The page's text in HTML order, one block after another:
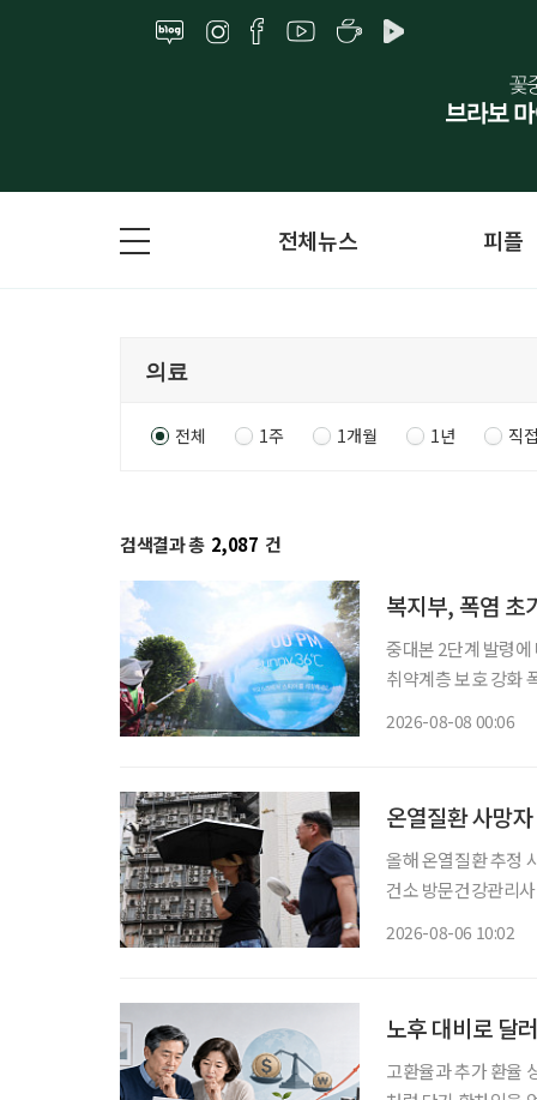
전체뉴스 피플
전체 1주 1개월 1년 직
검색결과 총 2,087 건
복지부, 폭염 초
중대본 2단계 발령
취약계층 보호 강화 폭염
2026-08-08 00:06
온열질환 사망
올해 온열질환 추정
건소 방문건강관리사업 통해 폭
2026-08-06 10:02
노후 대비로 달
고환율과 추가 환율